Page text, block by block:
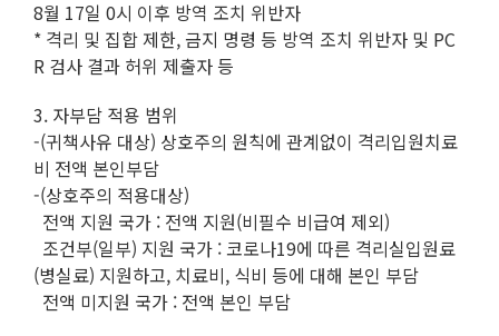
8월 17일 0시 이후 방역 조치 위반자
* 격리 및 집합 제한, 금지 명령 등 방역 조치 위반자 및 PC
R 검사 결과 허위 제출자 등
3. 자부담 적용 범위
-(귀책사유 대상) 상호주의 원칙에 관계없이 격리입원치료
비 전액 본인부담
-(상호주의 적용대상)
전액 지원 국가 : 전액 지원(비필수 비급여 제외)
조건부(일부) 지원 국가 : 코로나19에 따른 격리실입원료
(병실료) 지원하고, 치료비, 식비 등에 대해 본인 부담
전액 미지원 국가 : 전액 본인 부담